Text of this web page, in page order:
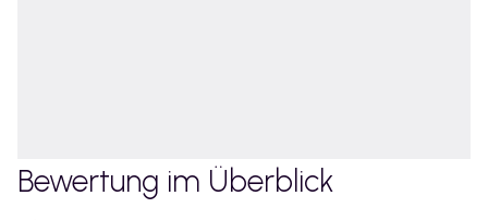
Bewertung im Überblick